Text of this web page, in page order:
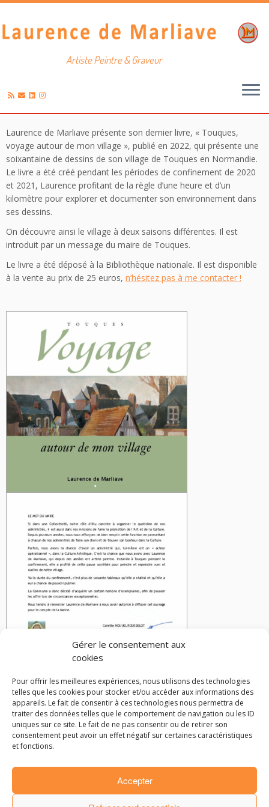
Gérer le consentement aux
cookies
Pour offrir les meilleures expériences, nous utilisons des technologies
telles que les cookies pour stocker et/ou accéder aux informations des
appareils. Le fait de consentir à ces technologies nous permettra de
traiter des données telles que le comportement de navigation ou les ID
uniques sur ce site. Le fait de ne pas consentir ou de retirer son
consentement peut avoir un effet négatif sur certaines caractéristiques
et fonctions.
Accepter
au
contenu
Artiste Peintre & Graveur
Laurence de Marliave présente son dernier livre, « Touques,
voyage autour de mon village », publié en 2022, qui présente une
soixantaine de dessins de son village de Touques en Normandie.
Le livre a été créé pendant les périodes de confinement de 2020
et 2021, Laurence profitant de la règle d’une heure et d’un
kilomètre pour explorer et documenter son environnement dans
ses dessins.
On découvre ainsi le village à deux saisons différentes. Il est
introduit par un message du maire de Touques.
Le livre a été déposé à la Bibliothèque nationale. Il est disponible
à la vente au prix de 25 euros, n’hésitez pas à me contacter !
Parcourir les articles
←Interview aux Ateliers de l’Etoile